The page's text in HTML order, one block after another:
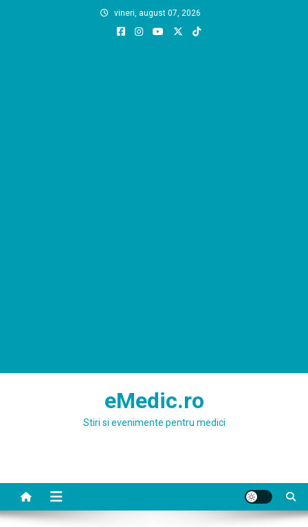
vineri, august 07, 2026
eMedic.ro
Stiri si evenimente pentru medici